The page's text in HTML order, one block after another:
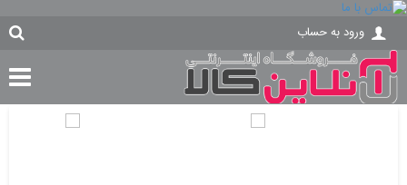
ورود به حساب